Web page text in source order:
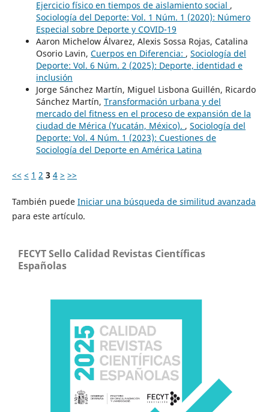
Ejercicio físico en tiempos de aislamiento social ,
Sociología del Deporte: Vol. 1 Núm. 1 (2020): Número
Especial sobre Deporte y COVID-19
Aaron Michelow Álvarez, Alexis Sossa Rojas, Catalina
Osorio Lavin, Cuerpos en Diferencia: , Sociología del
Deporte: Vol. 6 Núm. 2 (2025): Deporte, identidad e
inclusión
Jorge Sánchez Martín, Miguel Lisbona Guillén, Ricardo
Sánchez Martín, Transformación urbana y del
mercado del fitness en el proceso de expansión de la
ciudad de Mérica (Yucatán, México). , Sociología del
Deporte: Vol. 4 Núm. 1 (2023): Cuestiones de
Sociología del Deporte en América Latina
<< < 1 2 3 4 > >>
También puede Iniciar una búsqueda de similitud avanzada
para este artículo.
FECYT Sello Calidad Revistas Científicas
Españolas